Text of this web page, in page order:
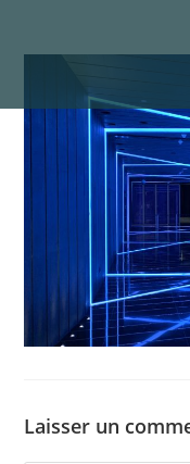
Laisser un